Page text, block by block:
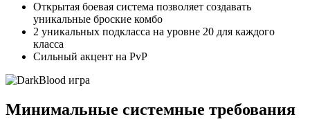
Открытая боевая система позволяет создавать
уникальные броские комбо
2 уникальных подкласса на уровне 20 для каждого
класса
Сильный акцент на PvP
Минимальные системные требования